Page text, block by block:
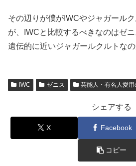
その辺りが僕がIWCやジャガール
が、IWCと比較するべきなのはゼ
遺伝的に近いジャガールクルトなの
IWC ゼニス 芸能人・有名人愛
シェアする
X Facebook
コピー